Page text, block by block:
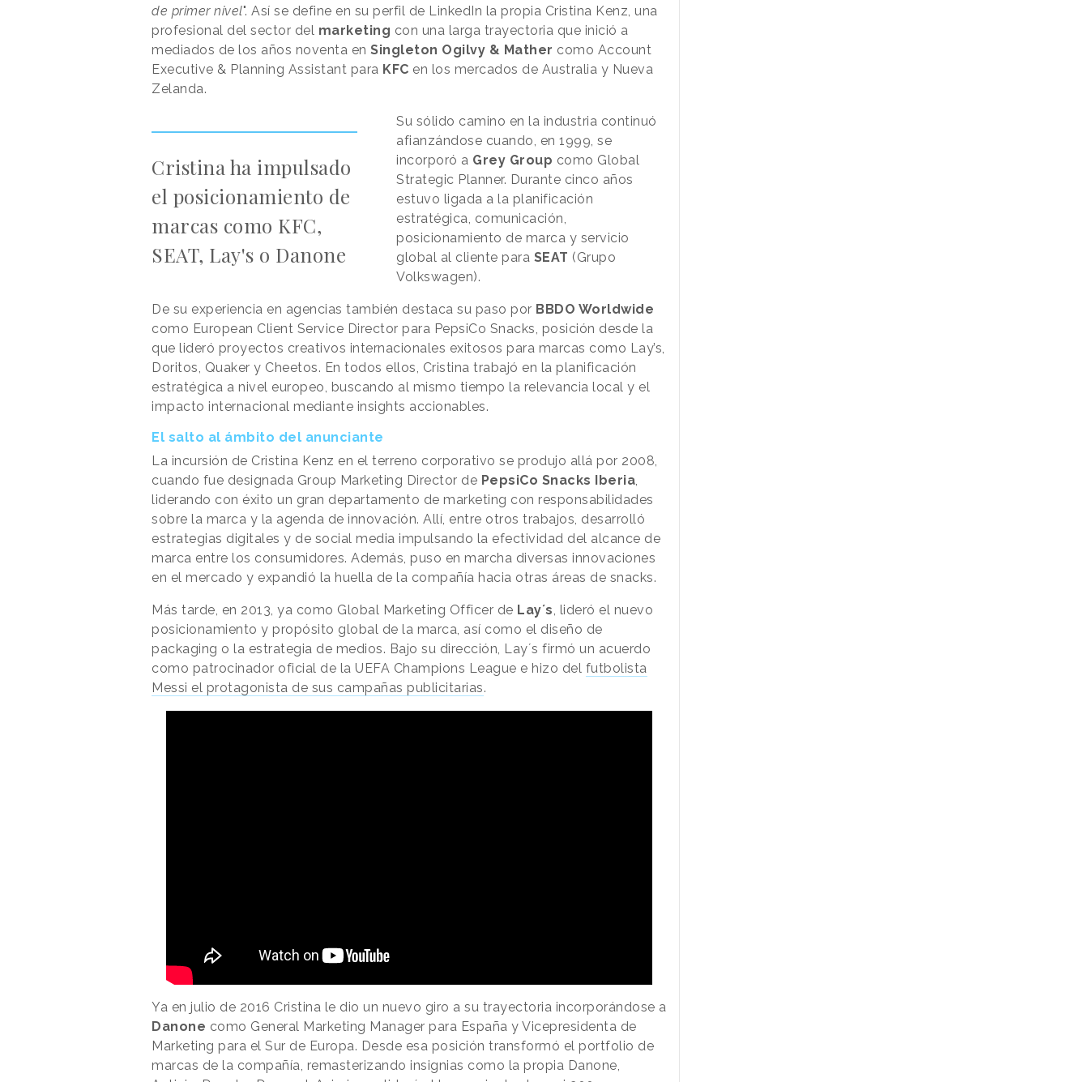
de primer nivel". Así se define en su perfil de LinkedIn la propia Cristina Kenz, una
profesional del sector del marketing con una larga trayectoria que inició a
mediados de los años noventa en Singleton Ogilvy & Mather como Account
Executive & Planning Assistant para KFC en los mercados de Australia y Nueva
Zelanda.
Cristina ha impulsado
el posicionamiento de
marcas como KFC,
SEAT, Lay's o Danone
Su sólido camino en la industria continuó
afianzándose cuando, en 1999, se
incorporó a Grey Group como Global
Strategic Planner. Durante cinco años
estuvo ligada a la planificación
estratégica, comunicación,
posicionamiento de marca y servicio
global al cliente para SEAT (Grupo
Volkswagen).
De su experiencia en agencias también destaca su paso por BBDO Worldwide
como European Client Service Director para PepsiCo Snacks, posición desde la
que lideró proyectos creativos internacionales exitosos para marcas como Lay’s,
Doritos, Quaker y Cheetos. En todos ellos, Cristina trabajó en la planificación
estratégica a nivel europeo, buscando al mismo tiempo la relevancia local y el
impacto internacional mediante insights accionables.
El salto al ámbito del anunciante
La incursión de Cristina Kenz en el terreno corporativo se produjo allá por 2008,
cuando fue designada Group Marketing Director de PepsiCo Snacks Iberia
liderando con éxito un gran departamento de marketing con responsabilidades
sobre la marca y la agenda de innovación. Allí, entre otros trabajos, desarrolló
estrategias digitales y de social media impulsando la efectividad del alcance de
marca entre los consumidores. Además, puso en marcha diversas innovaciones
en el mercado y expandió la huella de la compañía hacia otras áreas de snacks.
Más tarde, en 2013, ya como Global Marketing Officer de Lay´s , lideró el nuevo
posicionamiento y propósito global de la marca, así como el diseño de
packaging o la estrategia de medios. Bajo su dirección, Lay´s firmó un acuerdo
como patrocinador oficial de la UEFA Champions League e hizo del futbolista
Messi el protagonista de sus campañas publicitarias.
Ya en julio de 2016 Cristina le dio un nuevo giro a su trayectoria incorporándose a
Danone como General Marketing Manager para España y Vicepresidenta de
Marketing para el Sur de Europa. Desde esa posición transformó el portfolio de
marcas de la compañía, remasterizando insignias como la propia Danone,